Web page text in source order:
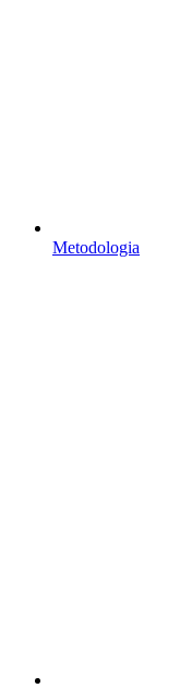
Metodologia